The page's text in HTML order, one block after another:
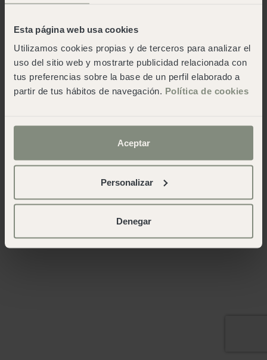
Esta página web usa cookies
Utilizamos cookies propias y de terceros para analizar el
uso del sitio web y mostrarte publicidad relacionada con
tus preferencias sobre la base de un perfil elaborado a
partir de tus hábitos de navegación. Política de cookies
Aceptar
Personalizar
Denegar